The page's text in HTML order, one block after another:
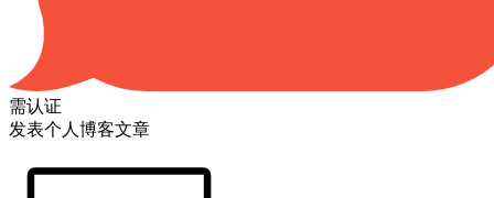
需认证
发表个人博客文章